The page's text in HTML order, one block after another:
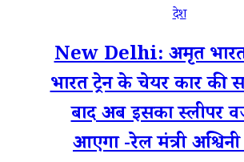
देश
New Delhi: अमृत
भारत ट्रेन के चेयर कार
बाद अब इसका स्लीपर
आएगा -रेल मंत्री